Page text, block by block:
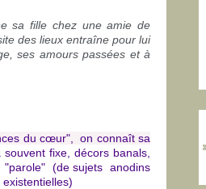
sa fille chez une amie de
des lieux entraîne pour lui
ses amours passées et à
du cœur", on connaît sa
fixe, décors banals,
"parole" (de sujets anodins